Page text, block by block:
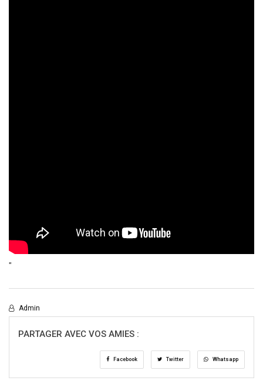
"
Admin
PARTAGER AVEC VOS AMIES :
Facebook Twitter Whatsapp